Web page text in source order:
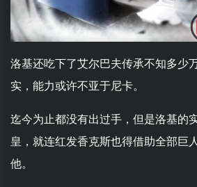
洛基还吃下了艾尔巴夫传承不知多少
实，能力或许不亚于尼卡。
迄今为止都没有出过手，但是洛基的
皇，就连红发香克斯也得借助全部巨
他。